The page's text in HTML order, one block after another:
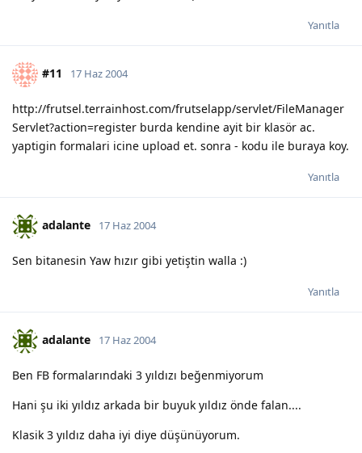
Yanıtla
#11 17 Haz 2004
http://frutsel.terrainhost.com/frutselapp/servlet/FileManager
Servlet?action=register burda kendine ayit bir klasör ac.
yaptigin formalari icine upload et. sonra - kodu ile buraya koy.
Yanıtla
adalante 17 Haz 2004
Sen bitanesin Yaw hızır gibi yetiştin walla :)
Yanıtla
adalante 17 Haz 2004
Ben FB formalarındaki 3 yıldızı beğenmiyorum
Hani şu iki yıldız arkada bir buyuk yıldız önde falan....
Klasik 3 yıldız daha iyi diye düşünüyorum.